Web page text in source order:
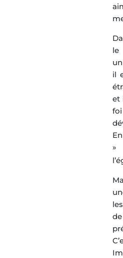
le
il
et
»